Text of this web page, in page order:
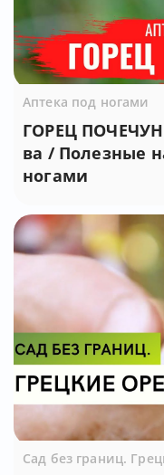
Аптека под ногами
ГОРЕЦ
ва / Полезные
ногами
Сад без границ.